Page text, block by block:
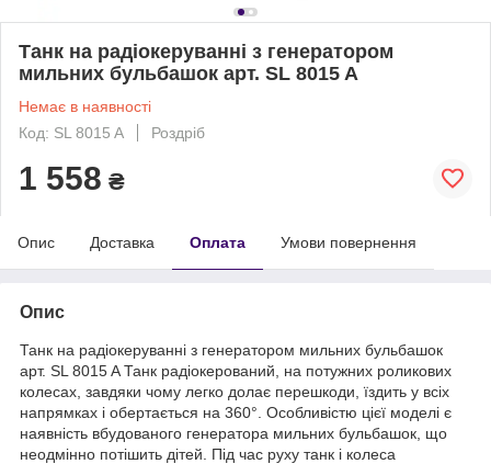
Танк на радіокеруванні з генератором
мильних бульбашок арт. SL 8015 A
Немає в наявності
Код: SL 8015 A
Роздріб
1 558 ₴
Опис Доставка Оплата Умови повернення
Опис
Танк на радіокеруванні з генератором мильних бульбашок
арт. SL 8015 A Танк радіокерований, на потужних роликових
колесах, завдяки чому легко долає перешкоди, їздить у всіх
напрямках і обертається на 360°. Особливістю цієї моделі є
наявність вбудованого генератора мильних бульбашок, що
неодмінно потішить дітей. Під час руху танк і колеса